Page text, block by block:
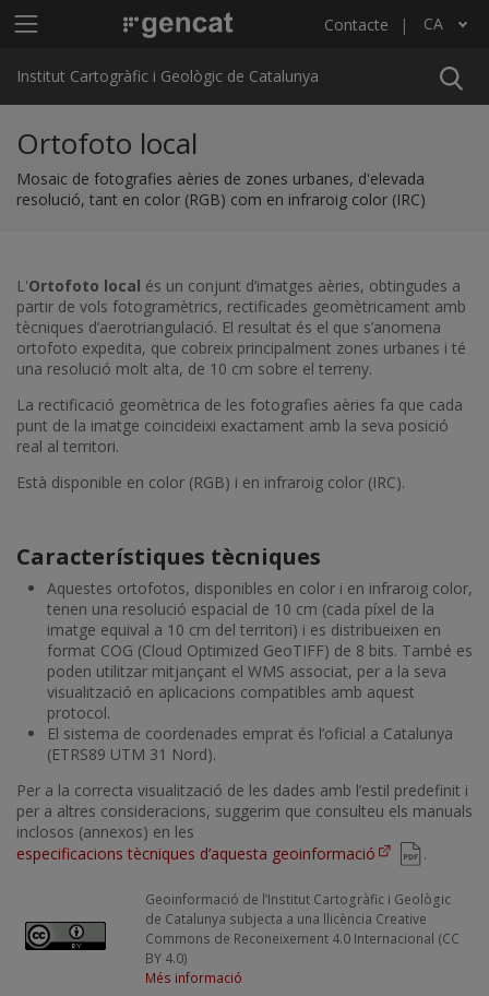
Menú principal ICGC Contacte CA
Llista les accions addicionals
Institut Cartogràfic i Geològic de Catalunya
Ortofoto local
Mosaic de fotografies aèries de zones urbanes, d'elevada
resolució, tant en color (RGB) com en infraroig color (IRC)
L'Ortofoto local és un conjunt d’imatges aèries, obtingudes a
partir de vols fotogramètrics, rectificades geomètricament amb
tècniques d’aerotriangulació. El resultat és el que s’anomena
ortofoto expedita, que cobreix principalment zones urbanes i té
una resolució molt alta, de 10 cm sobre el terreny.
La rectificació geomètrica de les fotografies aèries fa que cada
punt de la imatge coincideixi exactament amb la seva posició
real al territori.
Està disponible en color (RGB) i en infraroig color (IRC).
Característiques tècniques
Aquestes ortofotos, disponibles en color i en infraroig color,
tenen una resolució espacial de 10 cm (cada píxel de la
imatge equival a 10 cm del territori) i es distribueixen en
format COG (Cloud Optimized GeoTIFF) de 8 bits. També es
poden utilitzar mitjançant el WMS associat, per a la seva
visualització en aplicacions compatibles amb aquest
protocol.
El sistema de coordenades emprat és l’oficial a Catalunya
(ETRS89 UTM 31 Nord).
Per a la correcta visualització de les dades amb l’estil predefinit i
per a altres consideracions, suggerim que consulteu els manuals
inclosos (annexos) en les
especificacions tècniques d’aquesta geoinformació
.
Geoinformació de l’Institut Cartogràfic i Geològic
de Catalunya subjecta a una llicència Creative
Commons de Reconeixement 4.0 Internacional (CC
BY 4.0)
Més informació